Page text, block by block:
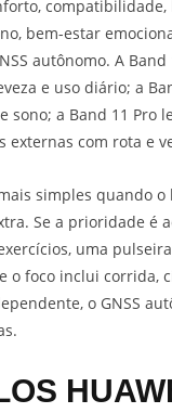
bem-estar
autônomo. A Band
e uso diário; a
sono; a Band 11 Pro
externas com rota e
simples quando
Se a prioridade é
uma
o foco inclui corrida,
o GNSS